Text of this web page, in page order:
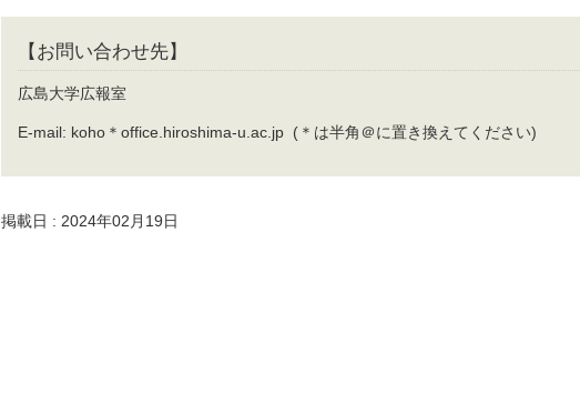
【お問い合わせ先】
広島大学広報室
E-mail: koho＊office.hiroshima-u.ac.jp (＊は半角＠に置き換えてください)
掲載日 : 2024年02月19日